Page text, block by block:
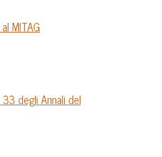
MITAG
degli Annali del